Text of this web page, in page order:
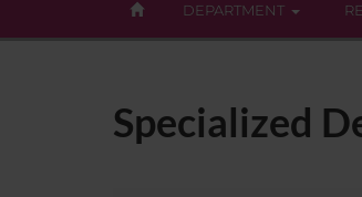
DEPARTMENT
Specialized